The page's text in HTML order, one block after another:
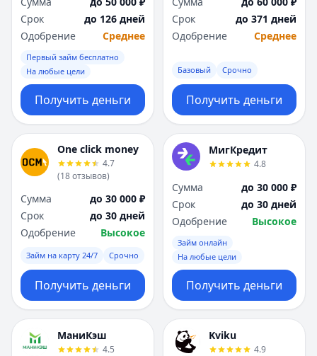
Срок
до 126 дней
Одобрение
Среднее
Первый займ бесплатно
На любые цели
Получить деньги
Срок
до 371 дней
Одобрение
Среднее
Базовый Срочно
Получить деньги
One click money
4.7
(18отзывов)
Сумма
до 30 000 ₽
Срок
до 30 дней
Одобрение
Высокое
Займ на карту 24/7 Срочно
Получить деньги
МигКредит
4.8
Сумма
до 30 000 ₽
Срок
до 30 дней
Одобрение
Высокое
Займ онлайн
На любые цели
Получить деньги
МаниКэш
4.5
Kviku
4.9